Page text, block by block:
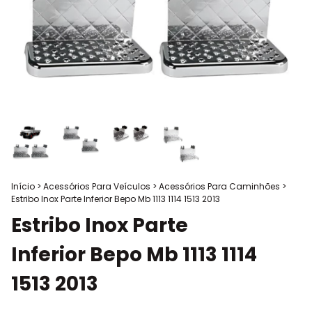
Início > Acessórios Para Veículos > Acessórios Para Caminhões >
Estribo Inox Parte Inferior Bepo Mb 1113 1114 1513 2013
Estribo Inox Parte
Inferior Bepo Mb 1113 1114
1513 2013